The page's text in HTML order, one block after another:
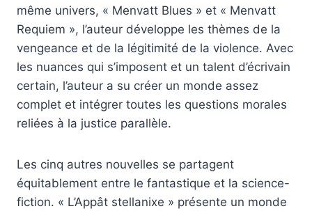
même univers, « Menvatt Blues » et « Menvatt
Requiem », l’auteur développe les thèmes de la
vengeance et de la légitimité de la violence. Avec
les nuances qui s’imposent et un talent d’écrivain
certain, l’auteur a su créer un monde assez
complet et intégrer toutes les questions morales
reliées à la justice parallèle.
Les cinq autres nouvelles se partagent
équitablement entre le fantastique et la science-
fiction. « L’Appât stellanixe » présente un monde